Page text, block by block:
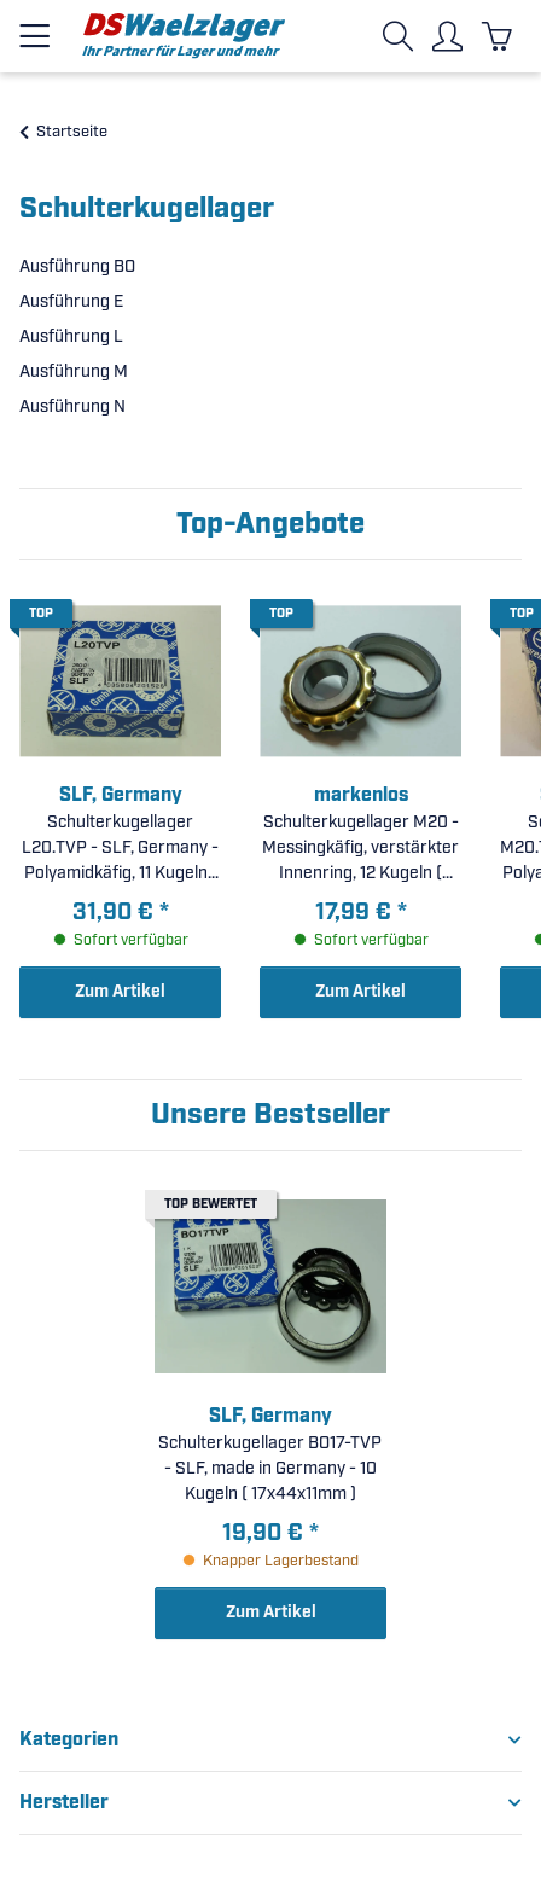
Startseite
Schulterkugellager
Ausführung BO
Ausführung E
Ausführung L
Ausführung M
Ausführung N
Top-Angebote
TOP
SLF, Germany
Schulterkugellager
L20.TVP - SLF, Germany -
Polyamidkäfig, 11 Kugeln (
20x47x14mm )
31,90 € *
Sofort verfügbar
Zum Artikel
TOP
markenlos
Schulterkugellager M20 -
Messingkäfig, verstärkter
Innenring, 12 Kugeln (
20x52x15mm )
17,99 € *
Sofort verfügbar
Zum Artikel
TOP
Unsere Bestseller
TOP BEWERTET
SLF, Germany
Schulterkugellager BO17-TVP
- SLF, made in Germany - 10
Kugeln ( 17x44x11mm )
19,90 € *
Knapper Lagerbestand
Zum Artikel
Kategorien
Hersteller